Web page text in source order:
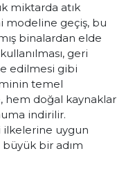
miktarda atık
modeline geçiş, bu
binalardan elde
geri
edilmesi gibi
temel
hem doğal kaynaklar
indirilir.
uygun
bir adım